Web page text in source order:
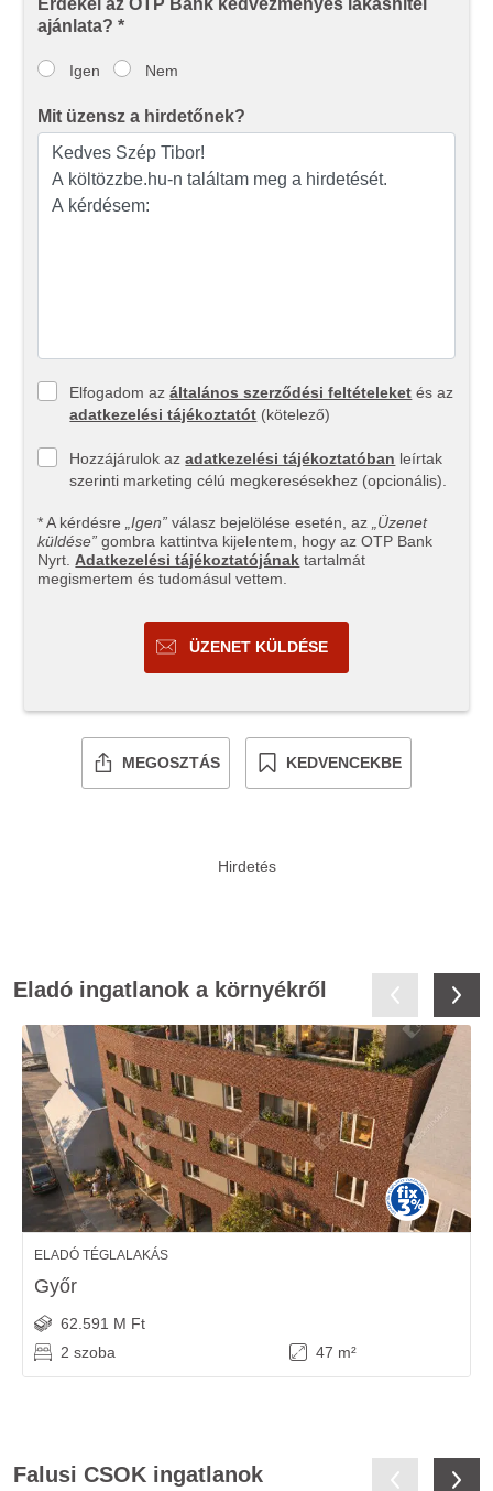
adatait, akik kombinálhatják az adatokat más olyan
adatokkal, amelyeket Ön adott meg számukra vagy az
Ön által használt más szolgáltatásokból gyűjtöttek.
ajánlata? *
Igen Nem
Mit üzensz a hirdetőnek?
Elfogadom azáltalános szerződési feltételeket és az
adatkezelési tájékoztatót (kötelező)
Hozzájárulok azadatkezelési tájékoztatóban leírtak
szerinti marketing célú megkeresésekhez (opcionális).
* A kérdésre „Igen” válasz bejelölése esetén, az
„Üzenet
küldése” gombra kattintva kijelentem, hogy az OTP Bank
Nyrt. Adatkezelési tájékoztatójának tartalmát
megismertem és tudomásul vettem.
ÜZENET KÜLDÉSE
MEGOSZTÁS KEDVENCEKBE
Eladó ingatlanok a környékről
ELADÓ TÉGLALAKÁS
Győr
62.591 M Ft
2 szoba
47 m²
Falusi CSOK ingatlanok